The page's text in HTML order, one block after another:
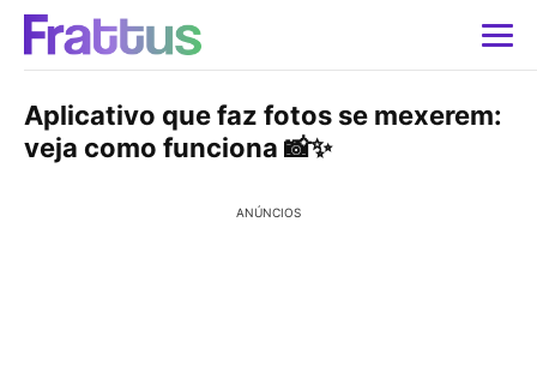
Aplicativo que faz fotos se mexerem:
veja como funciona 📸✨
ANÚNCIOS